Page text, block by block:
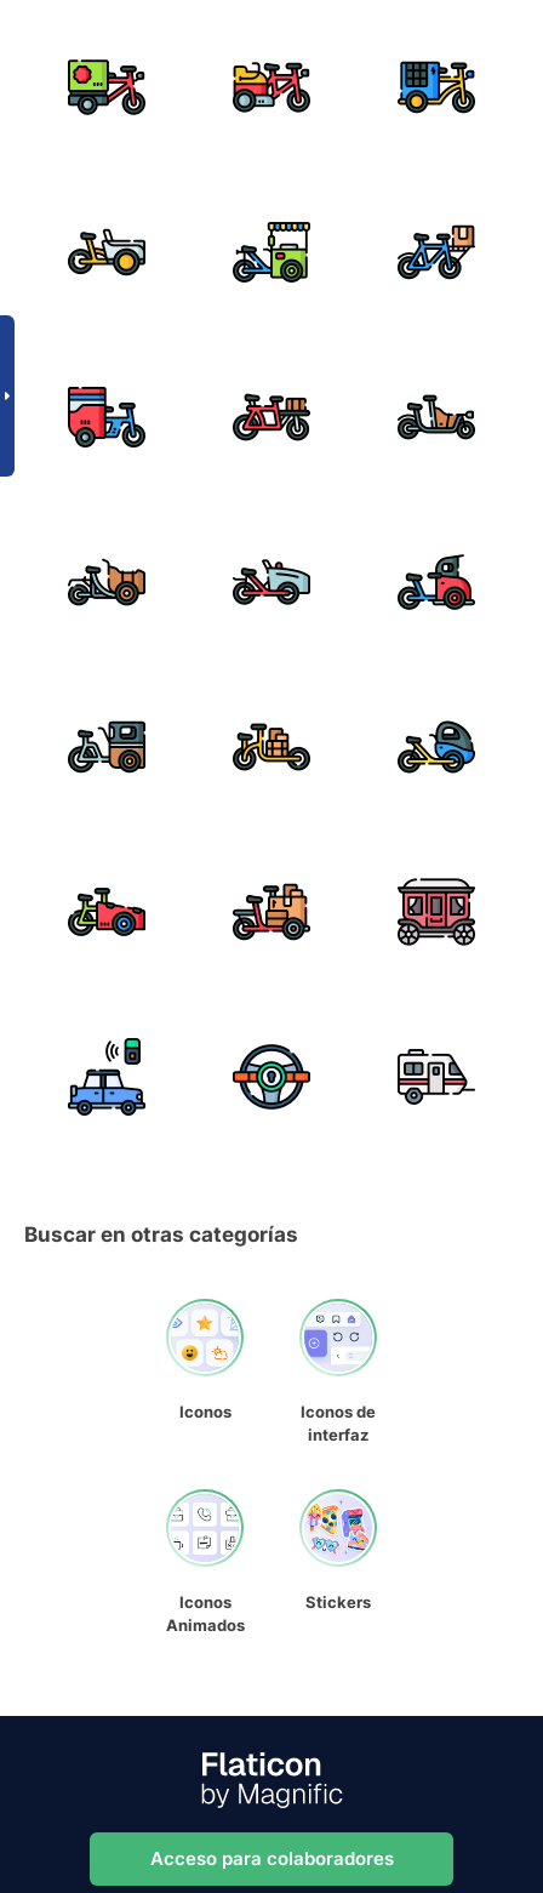
Buscar en otras categorías
Iconos
Iconos de
interfaz
Iconos
Animados
Stickers
Acceso para colaboradores